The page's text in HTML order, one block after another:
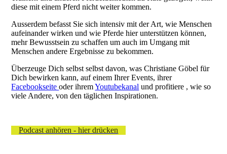
diese mit einem Pferd nicht weiter kommen.
Ausserdem befasst Sie sich intensiv mit der Art, wie Menschen
aufeinander wirken und wie Pferde hier unterstützen können,
mehr Bewusstsein zu schaffen um auch im Umgang mit
Menschen andere Ergebnisse zu bekommen.
Überzeuge Dich selbst selbst davon, was Christiane Göbel für
Dich bewirken kann, auf einem Ihrer Events, ihrer
Facebookseiteoder ihremYoutubekanal und profitiere , wie so
viele Andere, von den täglichen Inspirationen.
Podcast anhören - hier drücken